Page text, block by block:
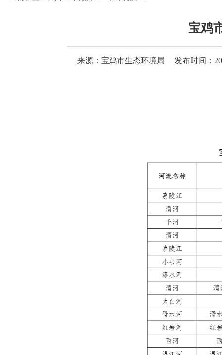
宝鸡
来源：宝鸡市生态环境局 发布时间：